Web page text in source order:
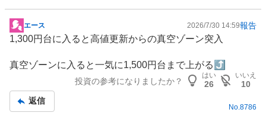
掲
示
記
エース 2026/7/30 14:59報告
1,300円台に入ると高値更新からの真空ゾーン突入
真空ゾーンに入ると一気に1,500円台まで上がる⤴️
投資の参考になりましたか？
はい
26
いいえ
10
返信
No. 8786